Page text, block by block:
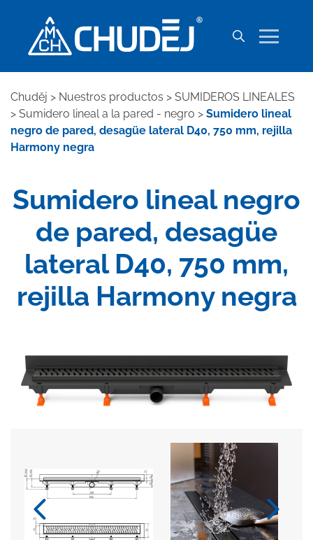
Chuděj > Nuestros productos > SUMIDEROS LINEALES
> Sumidero lineal a la pared - negro > Sumidero lineal
negro de pared, desagüe lateral D40, 750 mm, rejilla
Harmony negra
Sumidero lineal negro
de pared, desagüe
lateral D40, 750 mm,
rejilla Harmony negra